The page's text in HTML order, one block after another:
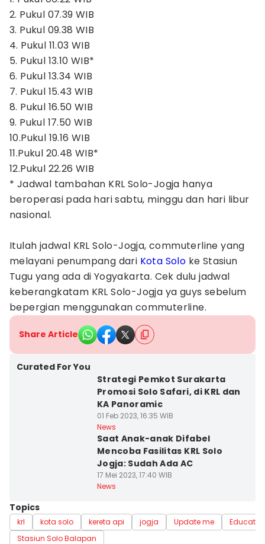
2. Pukul 07.39 WIB
3. Pukul 09.38 WIB
4. Pukul 11.03 WIB
5. Pukul 13.10 WIB*
6. Pukul 13.34 WIB
7. Pukul 15.43 WIB
8. Pukul 16.50 WIB
9. Pukul 17.50 WIB
10.Pukul 19.16 WIB
11.Pukul 20.48 WIB*
12.Pukul 22.26 WIB
* Jadwal tambahan KRL Solo-Jogja hanya
beroperasi pada hari sabtu, minggu dan hari libur
nasional.
Itulah jadwal KRL Solo-Jogja, commuterline yang
melayani penumpang dari Kota Solo ke Stasiun
Tugu yang ada di Yogyakarta. Cek dulu jadwal
keberangkatam KRL Solo-Jogja ya guys sebelum
bepergian menggunakan commuterline.
Share Article
Curated For You
Strategi Pemkot Surakarta
Promosi Solo Safari, di KRL dan
KA Panoramic
01 Feb 2023, 16:35 WIB
News
Saat Anak-anak Difabel
Mencoba Fasilitas KRL Solo
Jogja: Sudah Ada AC
17 Mei 2023, 17:40 WIB
News
Topics
krl kota solo kereta api jogja Update me
Educate
Stasiun Solo Balapan